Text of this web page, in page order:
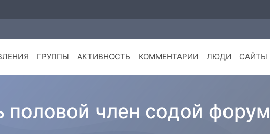
ГРУППЫ АКТИВНОСТЬ КОММЕНТАРИИ ЛЮДИ САЙТЫ
половой член содой форум